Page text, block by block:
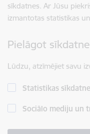
sīkdatnes. Ar Jūsu
izmantotas statistikas
Pielāgot
Lūdzu, atzīmējiet savu
Statistikas
Sociālo mediju un